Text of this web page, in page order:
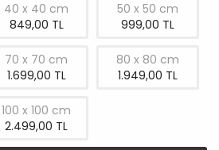
40 x 40 cm
849,00 TL
50 x 50 cm
999,00 TL
70 x 70 cm
1.699,00 TL
80 x 80 cm
1.949,00 TL
100 x 100 cm
2.499,00 TL